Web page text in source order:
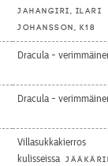
Jahangiri, Ilari
Johansson, K18
Dracula -
Dracula -
Villasukkakierros
kulisseissa